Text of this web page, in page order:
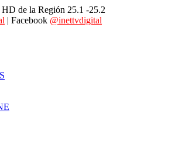
de la Región 25.1 -25.2
| Facebook @inettvdigital